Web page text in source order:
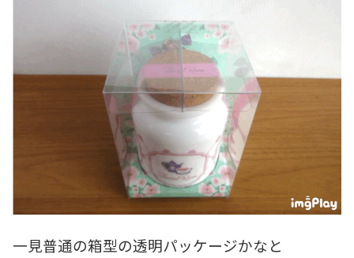
一見普通の箱型の透明パッケージかなと